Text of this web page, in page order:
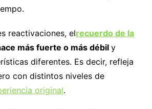
reactivaciones, elrecuerdo de la
más fuerte o más débil y
diferentes. Es decir, refleja
con distintos niveles de
original.